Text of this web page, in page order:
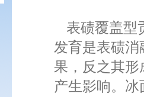
表碛覆盖型
发育是表碛
果，反之其
产生影响。